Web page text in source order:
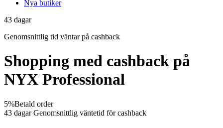
Nya butiker
43 dagar
Genomsnittlig tid väntar på cashback
Shopping med cashback på
NYX Professional
5%Betald order
43 dagar Genomsnittlig väntetid för cashback